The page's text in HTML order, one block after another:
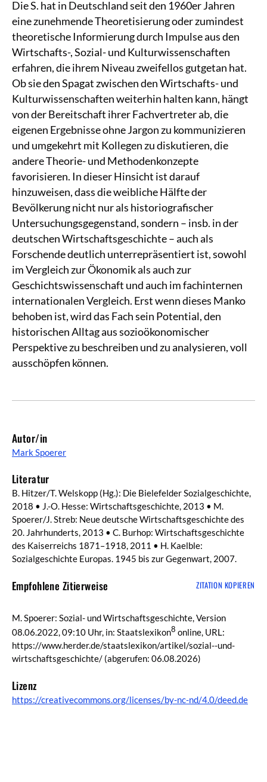
Die S. hat in Deutschland seit den 1960er Jahren
eine zunehmende Theoretisierung oder zumindest
theoretische Informierung durch Impulse aus den
Wirtschafts-, Sozial- und Kulturwissenschaften
erfahren, die ihrem Niveau zweifellos gutgetan hat.
Ob sie den Spagat zwischen den Wirtschafts- und
Kulturwissenschaften weiterhin halten kann, hängt
von der Bereitschaft ihrer Fachvertreter ab, die
eigenen Ergebnisse ohne Jargon zu kommunizieren
und umgekehrt mit Kollegen zu diskutieren, die
andere Theorie- und Methodenkonzepte
favorisieren. In dieser Hinsicht ist darauf
hinzuweisen, dass die weibliche Hälfte der
Bevölkerung nicht nur als historiografischer
Untersuchungsgegenstand, sondern – insb. in der
deutschen Wirtschaftsgeschichte – auch als
Forschende deutlich unterrepräsentiert ist, sowohl
im Vergleich zur Ökonomik als auch zur
Geschichtswissenschaft und auch im fachinternen
internationalen Vergleich. Erst wenn dieses Manko
behoben ist, wird das Fach sein Potential, den
historischen Alltag aus sozioökonomischer
Perspektive zu beschreiben und zu analysieren, voll
ausschöpfen können.
Autor/in
Mark Spoerer
Literatur
B. Hitzer/T. Welskopp (Hg.): Die Bielefelder Sozialgeschichte,
2018 • J.-O. Hesse: Wirtschaftsgeschichte, 2013 • M.
Spoerer/J. Streb: Neue deutsche Wirtschaftsgeschichte des
20. Jahrhunderts, 2013 • C. Burhop: Wirtschaftsgeschichte
des Kaiserreichs 1871–1918, 2011 • H. Kaelble:
Sozialgeschichte Europas. 1945 bis zur Gegenwart, 2007.
Empfohlene Zitierweise ZITATION KOPIEREN
M. Spoerer: Sozial- und Wirtschaftsgeschichte, Version
08.06.2022, 09:10 Uhr, in: Staatslexikon8 online, URL:
https://www.herder.de/staatslexikon/artikel/sozial--und-
wirtschaftsgeschichte/ (abgerufen: 06.08.2026)
Lizenz
https://creativecommons.org/licenses/by-nc-nd/4.0/deed.de